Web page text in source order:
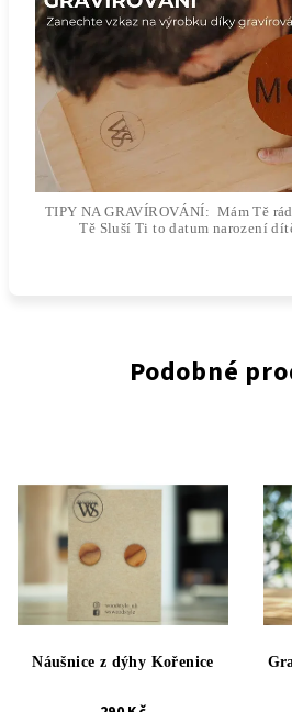
TIPY NA GRAVÍROVÁNÍ: Mám Tě
Tě Sluší Ti to datum narození
Podobné
Náušnice z dýhy Kořenice